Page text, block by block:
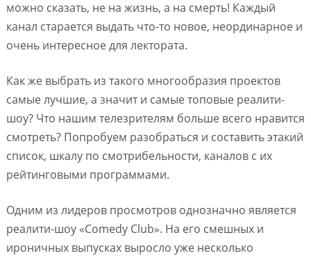
можно сказать, не на жизнь, а на смерть! Каждый
канал старается выдать что-то новое, неординарное и
очень интересное для лектората.
Как же выбрать из такого многообразия проектов
самые лучшие, а значит и самые топовые реалити-
шоу? Что нашим телезрителям больше всего нравится
смотреть? Попробуем разобраться и составить этакий
список, шкалу по смотрибельности, каналов с их
рейтинговыми программами.
Одним из лидеров просмотров однозначно является
реалити-шоу «Comedy Club». На его смешных и
ироничных выпусках выросло уже несколько